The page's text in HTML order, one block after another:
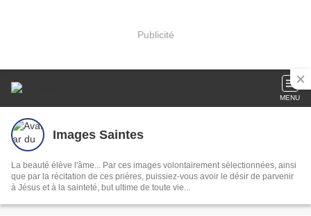
Publicité
MENU
Images Saintes
La beauté élève l'âme... Par ces images volontairement sélectionnées, ainsi
que par la récitation de ces prières, puissiez-vous avoir le désir de parvenir
à Jésus et à la sainteté, but ultime de toute vie...